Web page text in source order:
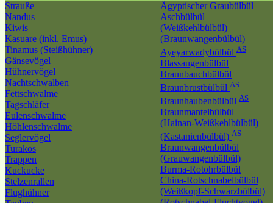
Strauße
Nandus
Kiwis
Kasuare (inkl. Emus)
Tinamus (Steißhühner)
Gänsevögel
Hühnervögel
Nachtschwalben
Fettschwalme
Tagschläfer
Eulenschwalme
Höhlenschwalme
Seglervögel
Turakos
Trappen
Kuckucke
Stelzenrallen
Flughühner
Ägyptischer Graubülbül
Aschbülbül
(Weißkehlbülbül)
(Braunwangenbülbül)
Ayeyarwadybülbül AS
Blassaugenbülbül
Braunbauchbülbül
Braunbrustbülbül AS
Braunhaubenbülbül AS
Braunmantelbülbül
(Hainan-Weißkehlbülbül)
(Kastanienbülbül) AS
Braunwangenbülbül
(Grauwangenbülbül)
Burma-Rotohrbülbül
China-Rotschnabelbülbül
(Weißkopf-Schwarzbülbül)